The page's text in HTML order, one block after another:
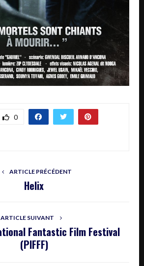
0
ARTICLE PRÉCÉDENT
Helix
ARTICLE SUIVANT
Fantastic Film Festival
(PIFFF)